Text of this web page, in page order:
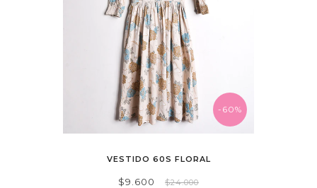
-60%
VESTIDO 60S FLORAL
$9.600 $24.000